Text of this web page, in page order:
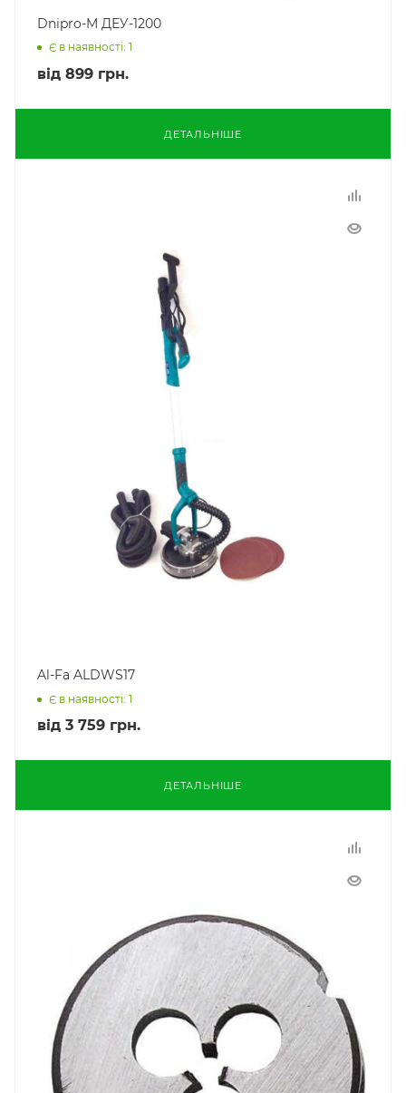
Dnipro-M ДЕУ-1200
Є в наявності: 1
від 899 грн.
ДЕТАЛЬНІШЕ
Al-Fa ALDWS17
Є в наявності: 1
від 3 759 грн.
ДЕТАЛЬНІШЕ